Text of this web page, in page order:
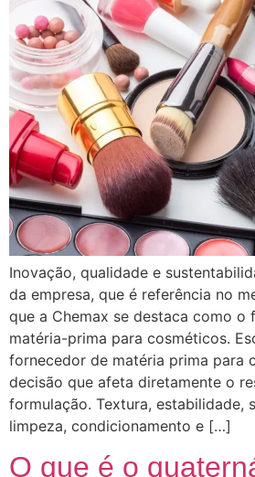
Inovação, qualidade e
da empresa, que é referência no
que a Chemax se destaca como o
matéria-prima para cosméticos.
fornecedor de matéria prima para
decisão que afeta diretamente o
formulação. Textura, estabilidade,
limpeza, condicionamento e […]
O que é o